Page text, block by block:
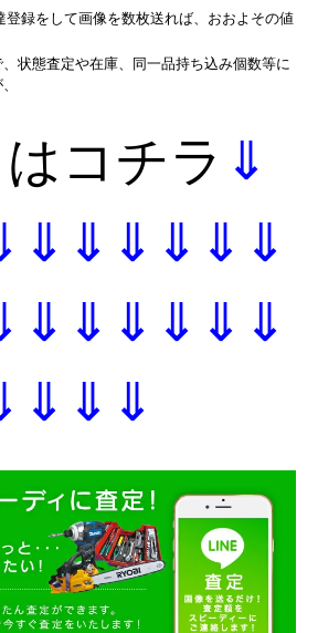
登録をして画像を数枚送れば、おおよその値
状態査定や在庫、同一品持ち込み個数等に
コチラ ⇓
⇓ ⇓ ⇓ ⇓ ⇓ ⇓
⇓ ⇓ ⇓ ⇓ ⇓ ⇓
⇓ ⇓ ⇓